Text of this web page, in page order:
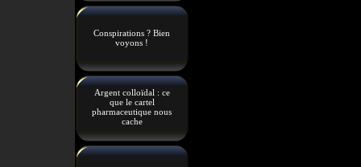
Conspirations ? Bien
voyons !
Argent colloïdal : ce
que le cartel
pharmaceutique nous
cache